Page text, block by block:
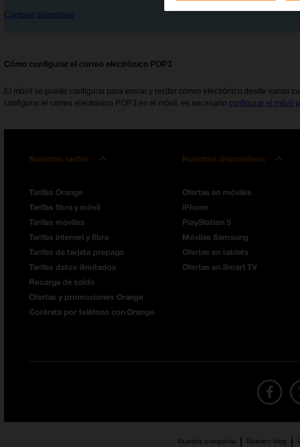
Cambiar dispositivo
Cómo configurar el correo electrónico POP3
El móvil se puede configurar para enviar y recibir correo electrónico desde varias
configurar el correo electrónico POP3 en el móvil, es necesario configurar el móvil
Nuestras tarifas
Tarifas Orange
Tarifas fibra y móvil
Tarifas móviles
Tarifas internet y fibra
Tarifas de tarjeta prepago
Tarifas datos ilimitados
Recarga de saldo
Ofertas y promociones Orange
Contrata por teléfono con Orange
Nuestros dispositivos
Ofertas en móviles
iPhone
PlayStation 5
Móviles Samsung
Ofertas en tablets
Ofertas en Smart TV
Nuestra compañía Nuestro blog